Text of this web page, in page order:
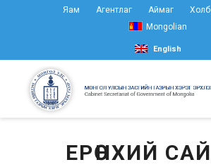
Яам Агентлаг Аймаг
Mongolian
English
ЕРӨНХИЙ